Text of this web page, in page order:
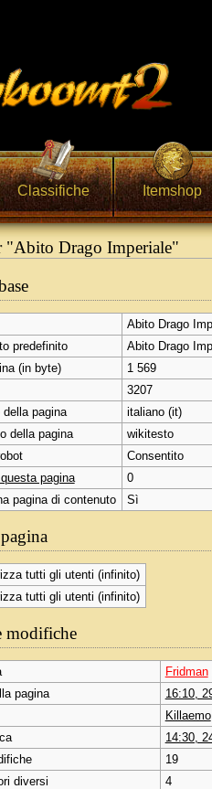
Classifiche Itemshop
"Abito Drago Imperiale"
Abito Drago
predefinito
Abito Drago
(in byte)
1 569
3207
della pagina
italiano (it)
della pagina
wikitesto
Consentito
pagina
0
pagina di contenuto
Sì
tutti gli utenti (infinito)
tutti gli utenti (infinito)
modifiche
Fridman
pagina
16:10,
Killaemo
14:30,
19
diversi
4